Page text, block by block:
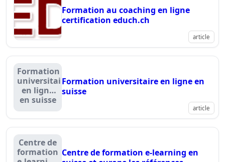
Formation au coaching en ligne
certification educh.ch
article
Formation
universitaire
en ligne
en suisse
Formation universitaire en ligne en
suisse
article
Centre de
formation Centre de formation e-learning en